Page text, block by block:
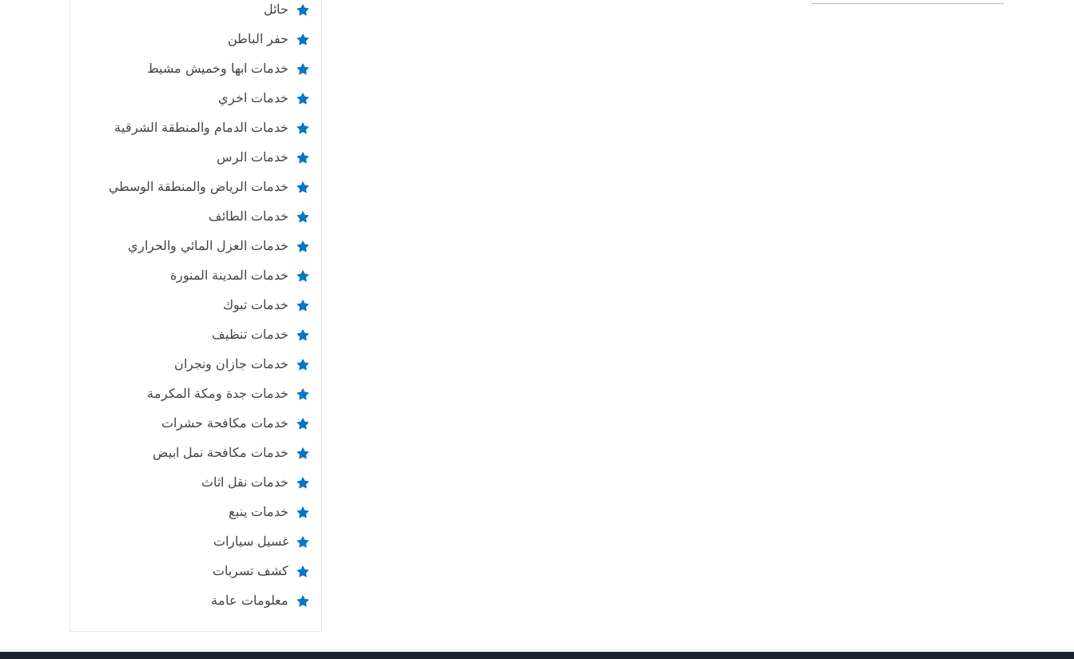
حائل
حفر الباطن
خدمات ابها وخميش مشيط
خدمات اخري
خدمات الدمام والمنطقة الشرقية
خدمات الرس
خدمات الرياض والمنطقة الوسطي
خدمات الطائف
خدمات العزل المائي والحراري
خدمات المدينة المنورة
خدمات تبوك
خدمات تنظيف
خدمات جازان ونجران
خدمات جدة ومكة المكرمة
خدمات مكافحة حشرات
خدمات مكافحة نمل ابيض
خدمات نقل اثاث
خدمات ينبع
غسيل سيارات
كشف تسربات
معلومات عامة